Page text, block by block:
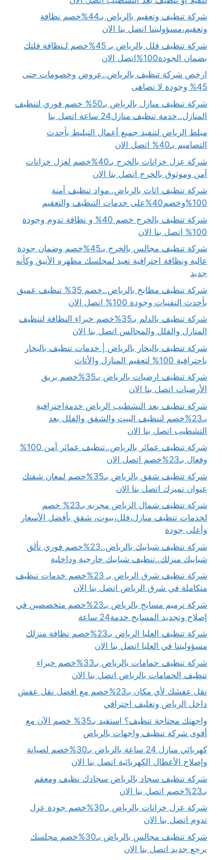
شركة تنظيف وتعقيم بالرياض بـ44%خصم نظافة
وتعقيم،مسؤوليتنا اتصل بنا الان
شركة تنظيف فلل بالرياض بـ 45%خصم لـنظافة فلتك
بضمان الجودة100%اتصل الان
ارخص شركة تنظيف بالرياض..عروض وخصومات حتى
45% وجودة لا تضاهى
شركة تنظيف منازل بالرياض بـ50% خصم فوري لتنظيف
المنازل..خدمة تنظيف منازل24 ساعة اتصل بنا
مبلط الرياض لتنفيذ جميع أعمال التبليط بأحدث
التصاميم بـ40% اتصل الان
شركة عزل خزانات بالخرج بـ40%خصم لعزل خزانات
آمن وموثوق بالخرج اتصل بنا الان
شركة تنظيف اثاث بالرياض..مواد تنظيف آمنة
100%وخصم40%على خدمات التنظيف والتعقيم
شركة تنظيف بالخرج خصم 40% و نظافة تدوم وجودة
100% اتصل بنا الان
شركة تنظيف مجالس بالخرج بـ45%خصم وضمان جودة
عالية ونظافة احترافية تعيد لمجلسك مظهره الأنيق وكأنه
جديد
شركة تنظيف مطابخ بالرياض..خصم 35% تنظيف عميق
بأحدث التقنيات وجودة 100% اتصل الان
شركة تنظيف بالدلم بـ35%خصم خبراء النظافة لتنظيف
المنازل والفلل والمجالس اتصل بنا الان
شركة تنظيف بالبخار بالرياض | خدمات تنظيف بالبخار
باحترافية 100% لتعقيم المنازل والأثاث
شركة تنظيف ارضيات بالرياض بـ35%خصم بريق
الأرضيات اتصل بنا الان
شركة تنظيف بعد التشطيب الرياض خدمةاحترافية
بـ23%خصم لتنظيف البيت والشقق والفلل بعد
التشطيب اتصل بنا الان
شركة تنظيف عمائر بالرياض..تنظيف عمائر آمن 100%
وفعال بـ23%خصم اتصل الان
شركة تنظيف شقق بالرياض بـ35%خصم لمعان شقتك
عنوان تميزك اتصل بنا الان
شركة تنظيف شمال الرياض مجربه بـ23% خصم
لخدمات تنظيف منازل،فلل،بيوت، شقق بأفضل الأسعار
وأعلى جودة
شركة تنظيف شبابيك بالرياض..23%خصم فوري تألق
شبابيك منزلك..تنظيف شبابيك خارجية وداخلية
شركة تنظيف شرق الرياض بـ 23%خصم خدمات تنظيف
متكاملة في شرق الرياض اتصل بنا الان
شركة ترميم مسابح بالرياض بـ23%خصم متخصصين في
إصلاح وتجديد المسابح خدمة24 ساعة
شركة تنظيف العليا الرياض بـ23%خصم نظافة منزلك
مسؤوليتنا في العليا اتصل بنا الان
شركة تنظيف حمامات بالرياض بـ33%خصم خبراء
تنظيف الحمامات بالرياض اتصل بنا الان
نقل عفشك لأي مكان بـ23%خصم مع افضل نقل عفش
داخل الرياض وتغليف احترافي
واجهتك محتاجة تنظيف؟ استفيد بـ35% خصم الآن مع
أقوى شركة تنظيف واجهات بالرياض
كهربائي منازل 24 ساعة بالرياض بـ30%خصم لصيانة
وإصلاح الأعطال الكهربائية اتصل بنا الان
شركة تنظيف سجاد بالرياض سجادك نظيف ومعقم
بـ23%خصم اتصل بنا الان
شركة عزل خزانات بالرياض بـ30%خصم جودة عزل
تدوم اتصل بنا الان
شركة تنظيف مجالس بالرياض بـ30%خصم مجلسك
يرجع جديد اتصل بنا الان